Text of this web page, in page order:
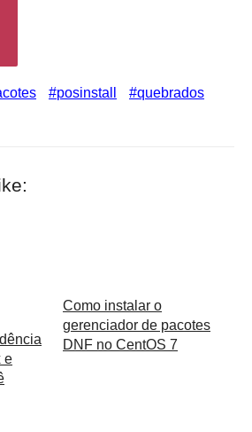
posinstall
quebrados
e
Como instalar o
gerenciador de pacotes
DNF no CentOS 7